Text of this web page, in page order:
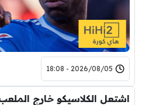
2026/08/05 - 18:08
اشتعل الكلاسيكو خارج